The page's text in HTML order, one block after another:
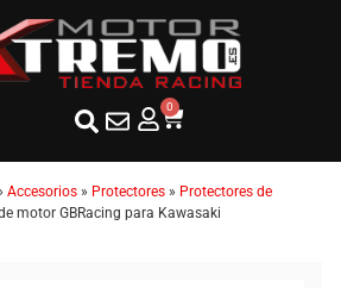
0
Accesorios » Protectores » Protectores de
motor GBRacing para Kawasaki